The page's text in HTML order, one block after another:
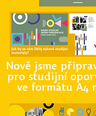
Nově jsme
pro studijní
ve formátu A4